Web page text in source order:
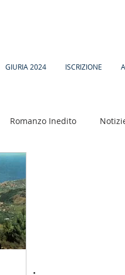
GIURIA 2024 ISCRIZIONE
Romanzo Inedito